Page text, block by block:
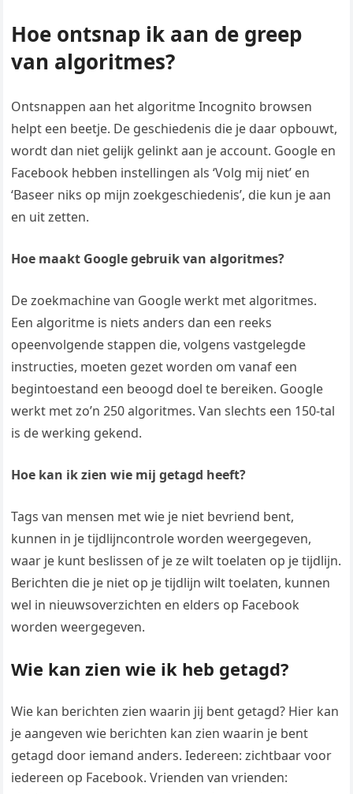
Hoe ontsnap ik aan de greep
van algoritmes?
Ontsnappen aan het algoritme Incognito browsen
helpt een beetje. De geschiedenis die je daar opbouwt,
wordt dan niet gelijk gelinkt aan je account. Google en
Facebook hebben instellingen als ‘Volg mij niet’ en
‘Baseer niks op mijn zoekgeschiedenis’, die kun je aan
en uit zetten.
Hoe maakt Google gebruik van algoritmes?
De zoekmachine van Google werkt met algoritmes.
Een algoritme is niets anders dan een reeks
opeenvolgende stappen die, volgens vastgelegde
instructies, moeten gezet worden om vanaf een
begintoestand een beoogd doel te bereiken. Google
werkt met zo’n 250 algoritmes. Van slechts een 150-tal
is de werking gekend.
Hoe kan ik zien wie mij getagd heeft?
Tags van mensen met wie je niet bevriend bent,
kunnen in je tijdlijncontrole worden weergegeven,
waar je kunt beslissen of je ze wilt toelaten op je tijdlijn.
Berichten die je niet op je tijdlijn wilt toelaten, kunnen
wel in nieuwsoverzichten en elders op Facebook
worden weergegeven.
Wie kan zien wie ik heb getagd?
Wie kan berichten zien waarin jij bent getagd? Hier kan
je aangeven wie berichten kan zien waarin je bent
getagd door iemand anders. Iedereen: zichtbaar voor
iedereen op Facebook. Vrienden van vrienden: